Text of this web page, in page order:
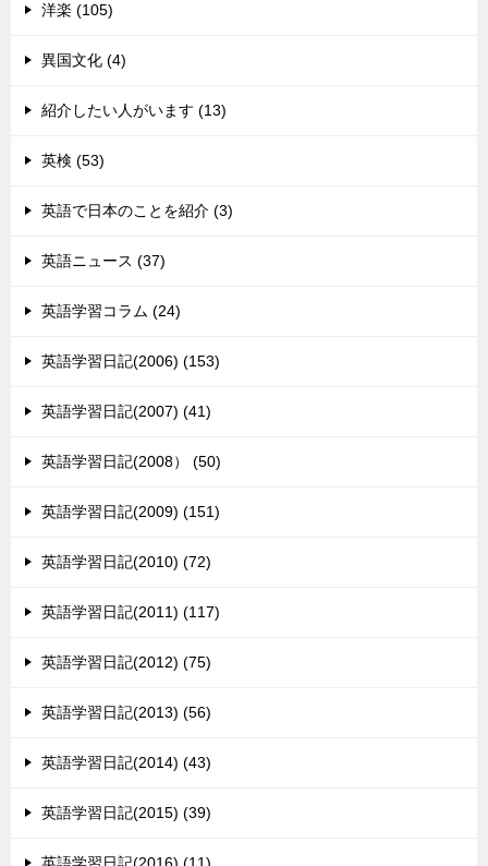
洋楽 (105)
異国文化 (4)
紹介したい人がいます (13)
英検 (53)
英語で日本のことを紹介 (3)
英語ニュース (37)
英語学習コラム (24)
英語学習日記(2006) (153)
英語学習日記(2007) (41)
英語学習日記(2008） (50)
英語学習日記(2009) (151)
英語学習日記(2010) (72)
英語学習日記(2011) (117)
英語学習日記(2012) (75)
英語学習日記(2013) (56)
英語学習日記(2014) (43)
英語学習日記(2015) (39)